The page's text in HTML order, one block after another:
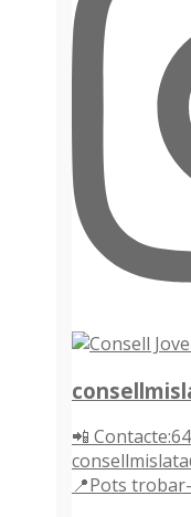
📲
📍Pots